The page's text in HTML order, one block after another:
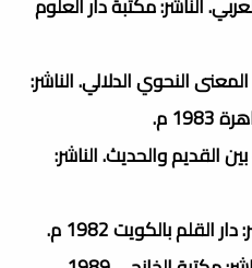
النحوي الدلالي. الناشر:
م.
القديم والحديث. الناشر:
القلم بالكويت 1982 م.